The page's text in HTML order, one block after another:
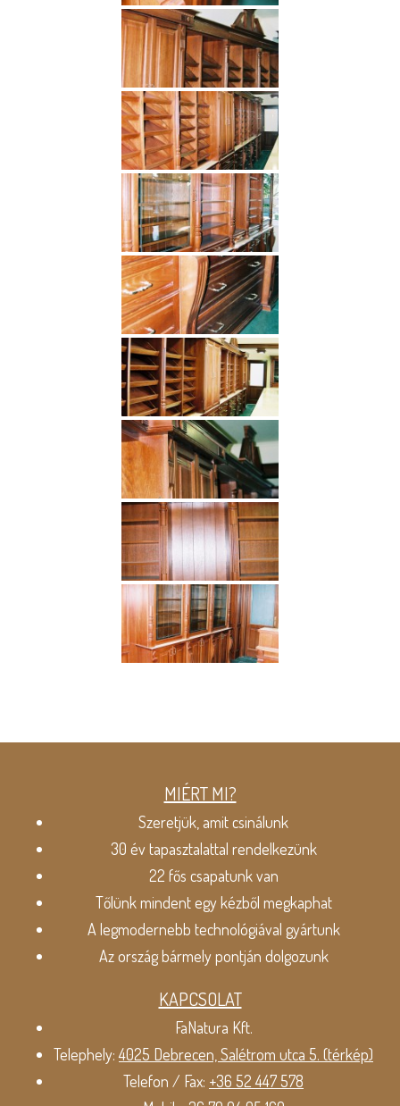
MIÉRT MI?
Szeretjük, amit csinálunk
30 év tapasztalattal rendelkezünk
22 fős csapatunk van
Tőlünk mindent egy kézből megkaphat
A legmodernebb technológiával gyártunk
Az ország bármely pontján dolgozunk
KAPCSOLAT
FaNatura Kft.
Telephely:4025 Debrecen, Salétrom utca 5. (térkép)
Telefon / Fax: +36 52 447 578